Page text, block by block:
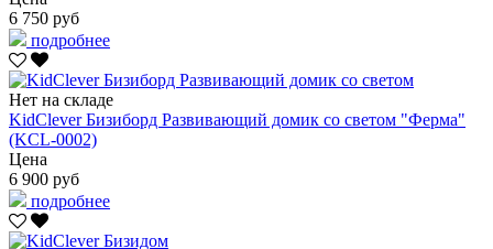
6 750 руб
подробнее
Нет на складе
KidClever Бизиборд Развивающий домик со светом "Ферма"
(KCL-0002)
Цена
6 900 руб
подробнее